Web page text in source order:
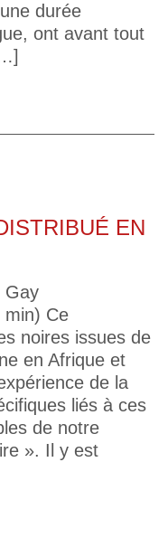
durée
ont avant tout
EN
Gay
min) Ce
noires issues de
en Afrique et
de la
liés à ces
de notre
». Il y est